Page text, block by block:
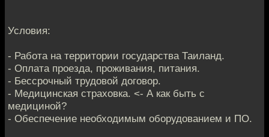
Условия:
- Работа на территории государства Таиланд.
- Оплата проезда, проживания, питания.
- Бессрочный трудовой договор.
- Медицинская страховка. <- А как быть с
медициной?
- Обеспечение необходимым оборудованием и ПО.